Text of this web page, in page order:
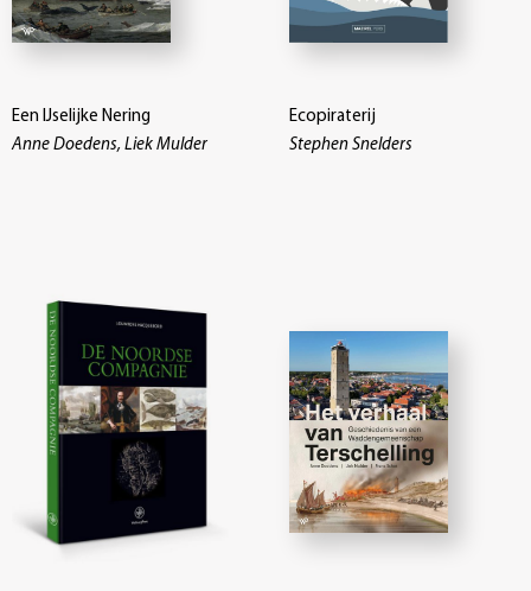
Een IJselijke Nering
Anne Doedens, Liek Mulder
Ecopiraterij
Stephen Snelders